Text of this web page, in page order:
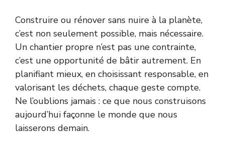
Construire ou rénover sans nuire à la planète,
c’est non seulement possible, mais nécessaire.
Un chantier propre n’est pas une contrainte,
c’est une opportunité de bâtir autrement. En
planifiant mieux, en choisissant responsable, en
valorisant les déchets, chaque geste compte.
Ne l’oublions jamais : ce que nous construisons
aujourd’hui façonne le monde que nous
laisserons demain.